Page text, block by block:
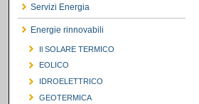
Servizi Energia
Energie rinnovabili
Il SOLARE TERMICO
EOLICO
IDROELETTRICO
GEOTERMICA